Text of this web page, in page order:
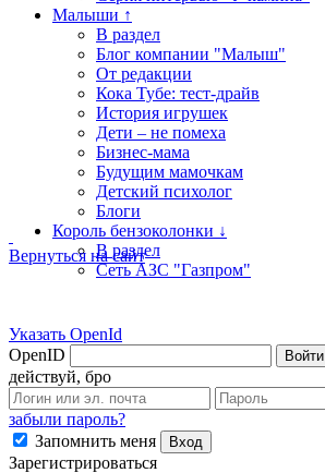
Вернуться на сайт
Указать OpenId
OpenID
Войти
действуй, бро
забыли пароль?
Запомнить меня
Вход
Зарегистрироваться
Малыши ↑
В раздел
Блог компании "Малыш"
От редакции
Кока Тубе: тест-драйв
История игрушек
Дети – не помеха
Бизнес-мама
Будущим мамочкам
Детский психолог
Блоги
Король бензоколонки ↓
В раздел
Сеть АЗС "Газпром"